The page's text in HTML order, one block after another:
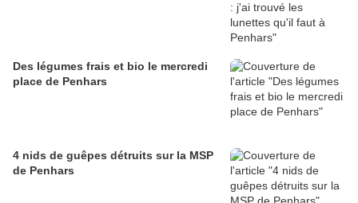
Des légumes frais et bio le mercredi
place de Penhars
4 nids de guêpes détruits sur la MSP
de Penhars